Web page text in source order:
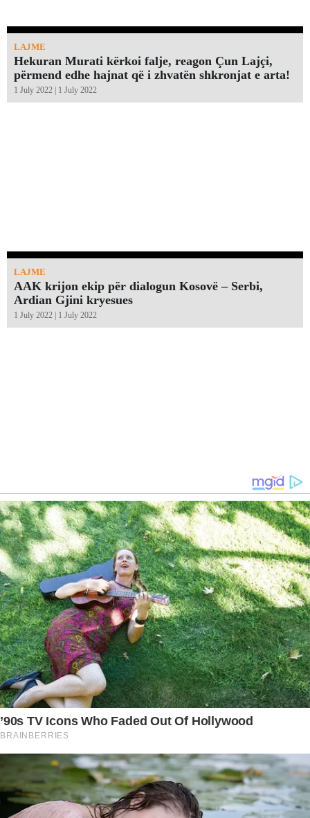
LAJME
Hekuran Murati kërkoi falje, reagon Çun Lajçi,
përmend edhe hajnat që i zhvatën shkronjat e arta!￼
1 July 2022 | 1 July 2022
LAJME
AAK krijon ekip për dialogun Kosovë – Serbi,
Ardian Gjini kryesues
1 July 2022 | 1 July 2022